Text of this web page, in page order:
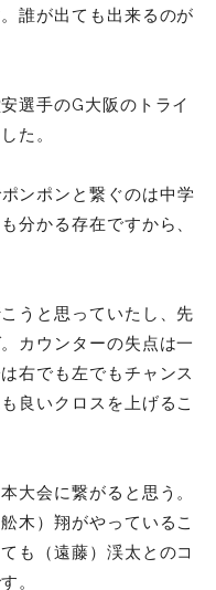
誰が出ても出来るのが
選手のG大阪のトライ
た。
ンポンと繋ぐのは中学
分かる存在ですから、
うと思っていたし、先
カウンターの失点は一
右でも左でもチャンス
良いクロスを上げるこ
大会に繋がると思う。
木）翔がやっているこ
も（遠藤）渓太とのコ
。